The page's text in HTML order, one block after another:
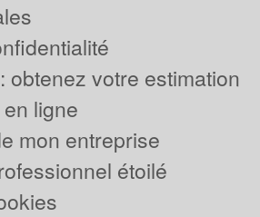
obtenez votre estimation
ligne
mon entreprise
étoilé